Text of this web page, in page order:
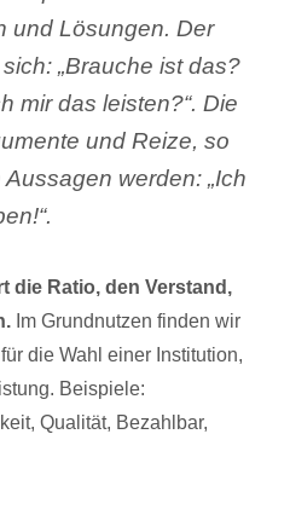
und Lösungen. Der
„Brauche ist das?
mir das leisten?“. Die
und Reize, so
werden: „Ich
die Ratio, den Verstand,
Im Grundnutzen finden wir
die Wahl einer Institution,
Beispiele:
Qualität, Bezahlbar,